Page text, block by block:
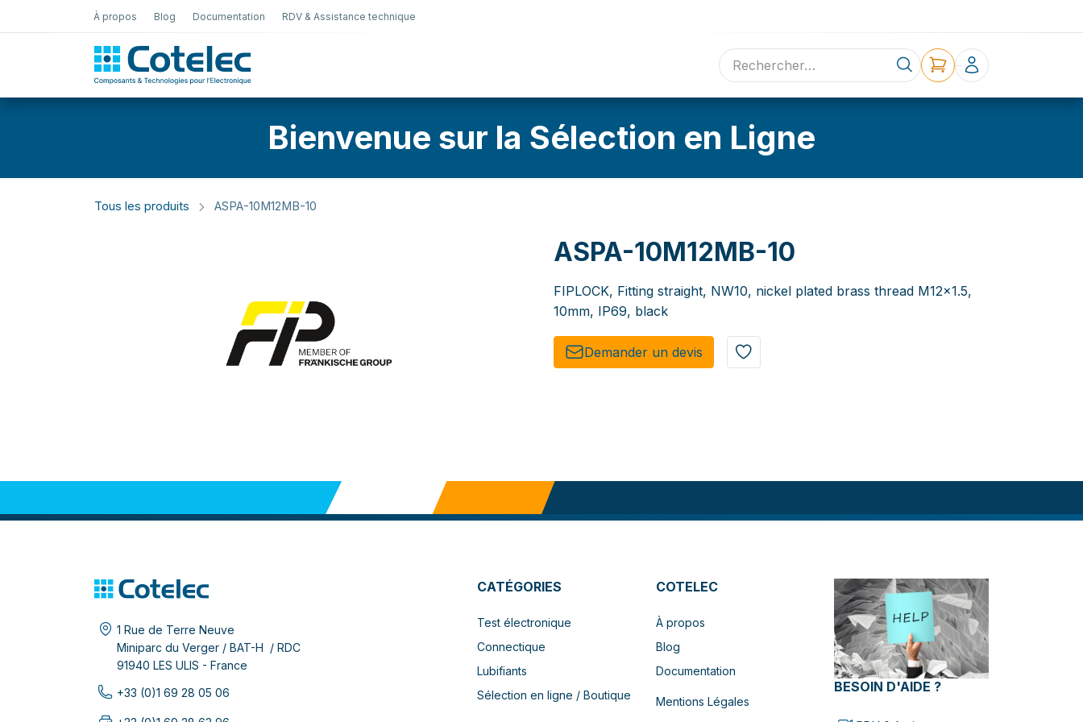
À propos Blog Documentation RDV & Assistance technique
Sélection en ligne Contact
Bienvenue sur la Sélection en Ligne
Tous les produits ASPA-10M12MB-10
ASPA-10M12MB-10
FIPLOCK, Fitting straight, NW10, nickel plated brass thread M12x1.5,
10mm, IP69, black
Demander un de​​vis​​
1 Rue de Terre Neuve
Miniparc du Verger / BAT-H / RDC
91940 LES ULIS - France
+33 (0)1 69 28 05 06
CATÉGORIES
Test électronique
Connectique
Lubifiants
Sélection en ligne / Boutique
COTELEC
À propos
Blog
Documentation
Mentions Légales
BESOIN D'AIDE ?